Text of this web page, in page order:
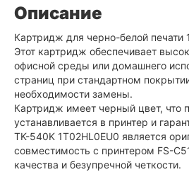
Описание
Картридж для черно-белой печати
Этот картридж обеспечивает
офисной среды или домашнего
страниц при стандартном
необходимости замены.
Картридж имеет черный цвет, что
устанавливается в принтер и
TK-540K 1T02HL0EU0 является
совместимость с принтером FS-
качества и безупречной четкости.